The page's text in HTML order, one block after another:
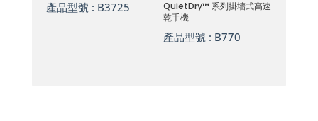
產品型號 : B3725
QuietDry™ 系列掛墻式高速
乾手機
產品型號 : B770